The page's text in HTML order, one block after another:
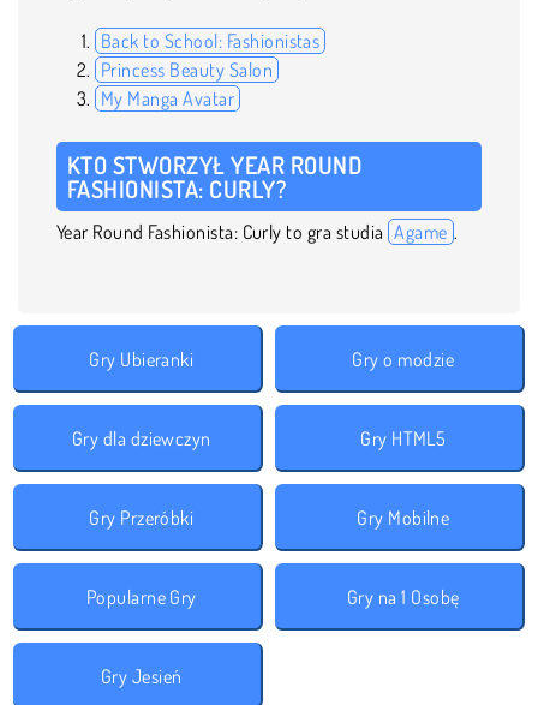
Back to School: Fashionistas
Princess Beauty Salon
My Manga Avatar
KTO STWORZYŁ YEAR ROUND
FASHIONISTA: CURLY?
Year Round Fashionista: Curly to gra studia Agame .
Gry Ubieranki Gry o modzie
Gry dla dziewczyn Gry HTML5
Gry Przeróbki Gry Mobilne
Popularne Gry Gry na 1 Osobę
Gry Jesień